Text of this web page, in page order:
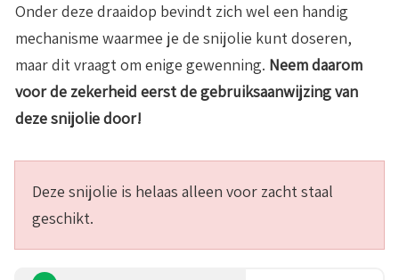
Onder deze draaidop bevindt zich wel een handig
mechanisme waarmee je de snijolie kunt doseren,
maar dit vraagt om enige gewenning. Neem daarom
voor de zekerheid eerst de gebruiksaanwijzing van
deze snijolie door!
Deze snijolie is helaas alleen voor zacht staal
geschikt.